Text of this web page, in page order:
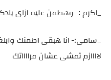
_اكرم :- وهطمن عليه ازاى
_سامى:- انا هبقى اطمنك
لاااازم تمشى عشان مرااااتك